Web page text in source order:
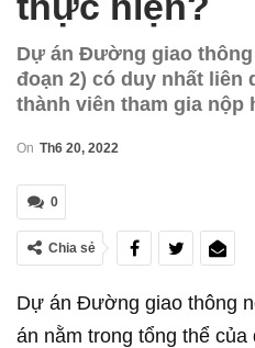
Dự án Đường giao
đoạn 2) có duy nhất liên
thành viên tham gia nộp
On Th6 20, 2022
0
Chia sẻ
Dự án Đường giao thông
án nằm trong tổng thể